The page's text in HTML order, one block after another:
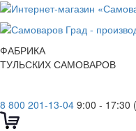
ФАБРИКА
ТУЛЬСКИХ САМОВАРОВ
8 800 201-13-04 9:00 - 17:30